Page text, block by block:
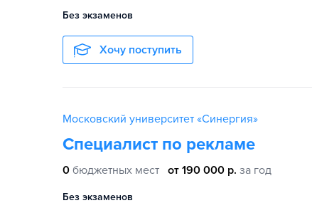
Без экзаменов
Хочу поступить
Московский университет «Синергия»
Специалист по рекламе
0 бюджетных мест от 190 000 р. за год
Без экзаменов